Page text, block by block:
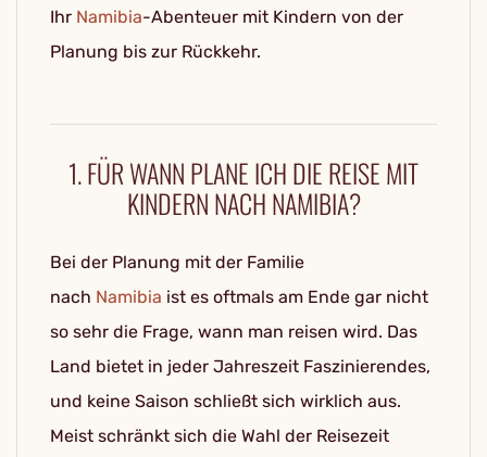
Ihr Namibia-Abenteuer mit Kindern von der
Planung bis zur Rückkehr.
1. FÜR WANN PLANE ICH DIE REISE MIT
KINDERN NACH NAMIBIA?
Bei der Planung mit der Familie
nach Namibia ist es oftmals am Ende gar nicht
so sehr die Frage, wann man reisen wird. Das
Land bietet in jeder Jahreszeit Faszinierendes,
und keine Saison schließt sich wirklich aus.
Meist schränkt sich die Wahl der Reisezeit